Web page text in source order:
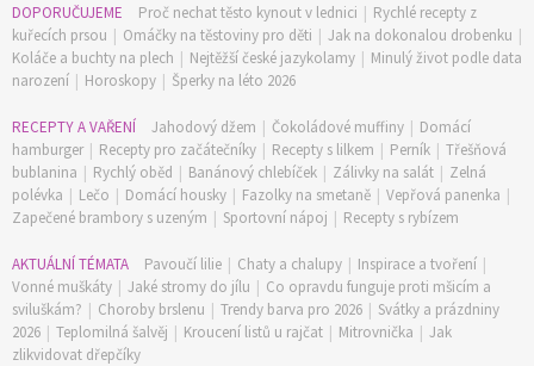
DOPORUČUJEME Proč nechat těsto kynout v lednici | Rychlé recepty z
kuřecích prsou | Omáčky na těstoviny pro děti | Jak na dokonalou drobenku |
Koláče a buchty na plech | Nejtěžší české jazykolamy | Minulý život podle data
narození | Horoskopy | Šperky na léto 2026
RECEPTY A VAŘENÍ Jahodový džem | Čokoládové muffiny | Domácí
hamburger | Recepty pro začátečníky | Recepty s lilkem | Perník | Třešňová
bublanina | Rychlý oběd | Banánový chlebíček | Zálivky na salát | Zelná
polévka | Lečo | Domácí housky | Fazolky na smetaně | Vepřová panenka |
Zapečené brambory s uzeným | Sportovní nápoj | Recepty s rybízem
AKTUÁLNÍ TÉMATA Pavoučí lilie | Chaty a chalupy | Inspirace a tvoření |
Vonné muškáty | Jaké stromy do jílu | Co opravdu funguje proti mšicím a
sviluškám? | Choroby brslenu | Trendy barva pro 2026 | Svátky a prázdniny
2026 | Teplomilná šalvěj | Kroucení listů u rajčat | Mitrovnička | Jak
zlikvidovat dřepčíky